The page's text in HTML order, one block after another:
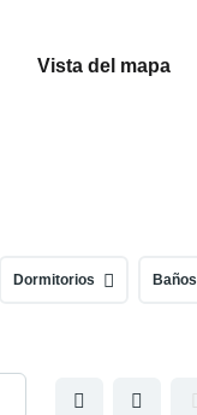
Vista del mapa
Dormitorios Baños